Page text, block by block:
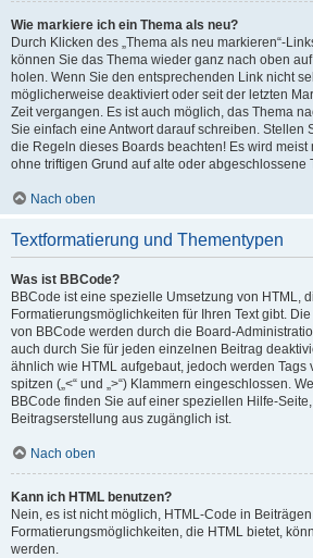
Wie markiere ich ein Thema als neu?
Durch Klicken des „Thema als neu markieren“-
können Sie das Thema wieder ganz nach oben
holen. Wenn Sie den entsprechenden Link nicht
möglicherweise deaktiviert oder seit der letzten
Zeit vergangen. Es ist auch möglich, das Thema
Sie einfach eine Antwort darauf schreiben. Stellen
die Regeln dieses Boards beachten! Es wird
ohne triftigen Grund auf alte oder abgeschlossene
Nach oben
Textformatierung und Thementypen
Was ist BBCode?
BBCode ist eine spezielle Umsetzung von HTML,
Formatierungsmöglichkeiten für Ihren Text gibt.
von BBCode werden durch die Board-
auch durch Sie für jeden einzelnen Beitrag
ähnlich wie HTML aufgebaut, jedoch werden Tags
spitzen („<“ und „>“) Klammern eingeschlossen.
BBCode finden Sie auf einer speziellen Hilfe-
Beitragserstellung aus zugänglich ist.
Nach oben
Kann ich HTML benutzen?
Nein, es ist nicht möglich, HTML-Code in
Formatierungsmöglichkeiten, die HTML bietet,
werden.